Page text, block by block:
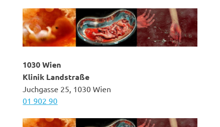
1030 Wien
Klinik Landstraße
Juchgasse 25, 1030 Wien
01 902 90